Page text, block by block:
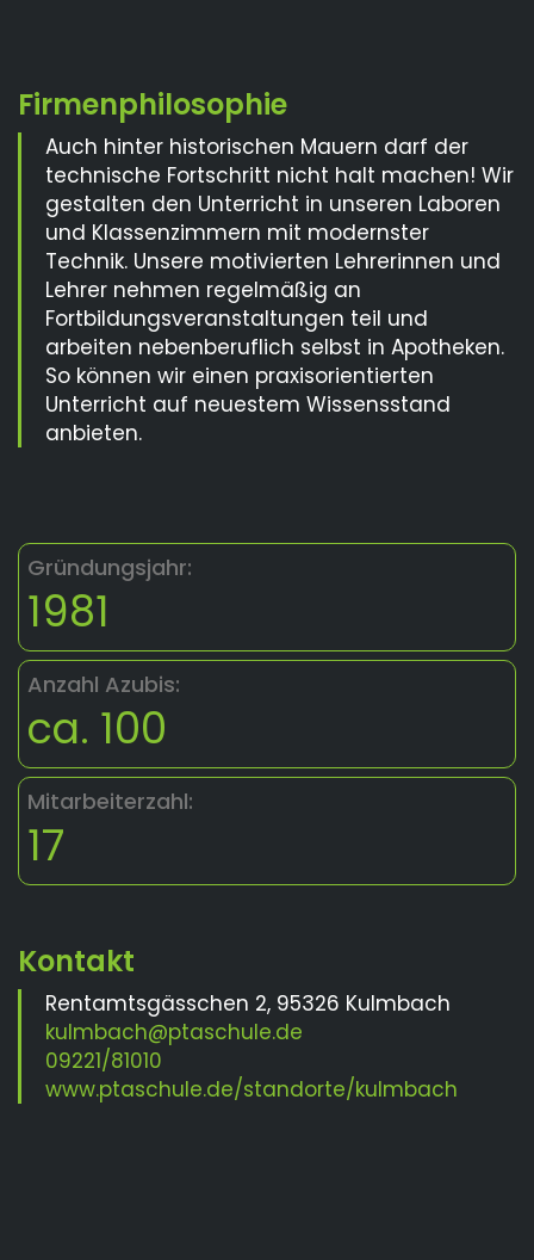
Auch hinter historischen Mauern darf der
technische Fortschritt nicht halt machen! Wir
gestalten den Unterricht in unseren Laboren
und Klassenzimmern mit modernster
Technik. Unsere motivierten Lehrerinnen und
Lehrer nehmen regelmäßig an
Fortbildungsveranstaltungen teil und
arbeiten nebenberuflich selbst in Apotheken.
So können wir einen praxisorientierten
Unterricht auf neuestem Wissensstand
anbieten.
Gründungsjahr:
1981
Anzahl Azubis:
ca. 100
Mitarbeiterzahl:
17
Rentamtsgässchen 2, 95326 Kulmbach
kulmbach@ptaschule.de
09221/81010
www.ptaschule.de/standorte/kulmbach